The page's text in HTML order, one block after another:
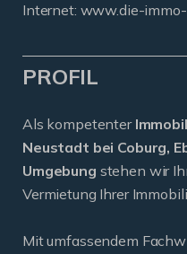
Internet: www.die-
PROFIL
Als kompetenter
Neustadt bei Coburg,
Umgebung stehen wir
Vermietung Ihrer
Mit umfassendem